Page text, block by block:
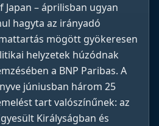
Japan – áprilisban ugyan
hagyta az irányadó
mögött gyökeresen
helyzetek húzódnak
a BNP Paribas. A
júniusban három 25
tart valószínűnek: az
Királyságban és